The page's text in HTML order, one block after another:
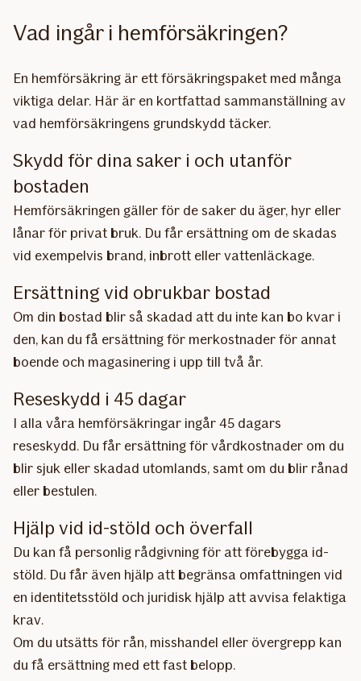
Vad ingår i hemförsäkringen?
En hemförsäkring är ett försäkringspaket med många
viktiga delar. Här är en kortfattad sammanställning av
vad hemförsäkringens grundskydd täcker.
Skydd för dina saker i och utanför
bostaden
Hemförsäkringen gäller för de saker du äger, hyr eller
lånar för privat bruk. Du får ersättning om de skadas
vid exempelvis brand, inbrott eller vattenläckage.
Ersättning vid obrukbar bostad
Om din bostad blir så skadad att du inte kan bo kvar i
den, kan du få ersättning för merkostnader för annat
boende och magasinering i upp till två år.
Reseskydd i 45 dagar
I alla våra hemförsäkringar ingår 45 dagars
reseskydd. Du får ersättning för vårdkostnader om du
blir sjuk eller skadad utomlands, samt om du blir rånad
eller bestulen.
Hjälp vid id-stöld och överfall
Du kan få personlig rådgivning för att förebygga id-
stöld. Du får även hjälp att begränsa omfattningen vid
en identitetsstöld och juridisk hjälp att avvisa felaktiga
krav.
Om du utsätts för rån, misshandel eller övergrepp kan
du få ersättning med ett fast belopp.